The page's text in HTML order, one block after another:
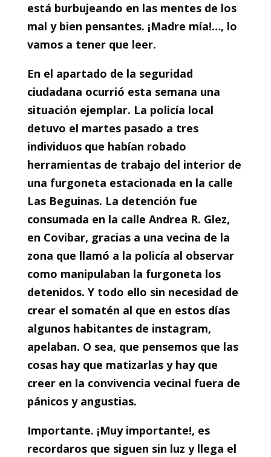
está burbujeando en las mentes de los
mal y bien pensantes. ¡Madre mía!…, lo
vamos a tener que leer.
En el apartado de la seguridad
ciudadana ocurrió esta semana una
situación ejemplar. La policía local
detuvo el martes pasado a tres
individuos que habían robado
herramientas de trabajo del interior de
una furgoneta estacionada en la calle
Las Beguinas. La detención fue
consumada en la calle Andrea R. Glez,
en Covibar, gracias a una vecina de la
zona que llamó a la policía al observar
como manipulaban la furgoneta los
detenidos. Y todo ello sin necesidad de
crear el somatén al que en estos días
algunos habitantes de instagram,
apelaban. O sea, que pensemos que las
cosas hay que matizarlas y hay que
creer en la convivencia vecinal fuera de
pánicos y angustias.
Importante. ¡Muy importante!, es
recordaros que siguen sin luz y llega el